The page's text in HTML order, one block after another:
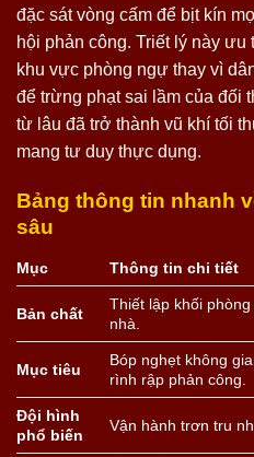
đặc sát vòng cấm để bịt kín
hội phản công. Triết lý này
khu vực phòng ngự thay vì
để trừng phạt sai lầm của đối
từ lâu đã trở thành vũ khí tối
mang tư duy thực dụng.
Bảng thông tin nhanh
sâu
Mục Thông tin chi tiết
Bản chất
Thiết lập khối
nhà.
Mục tiêu
Bóp nghẹt không
rình rập phản công.
Đội hình
phổ biến
Vận hành trơn tru